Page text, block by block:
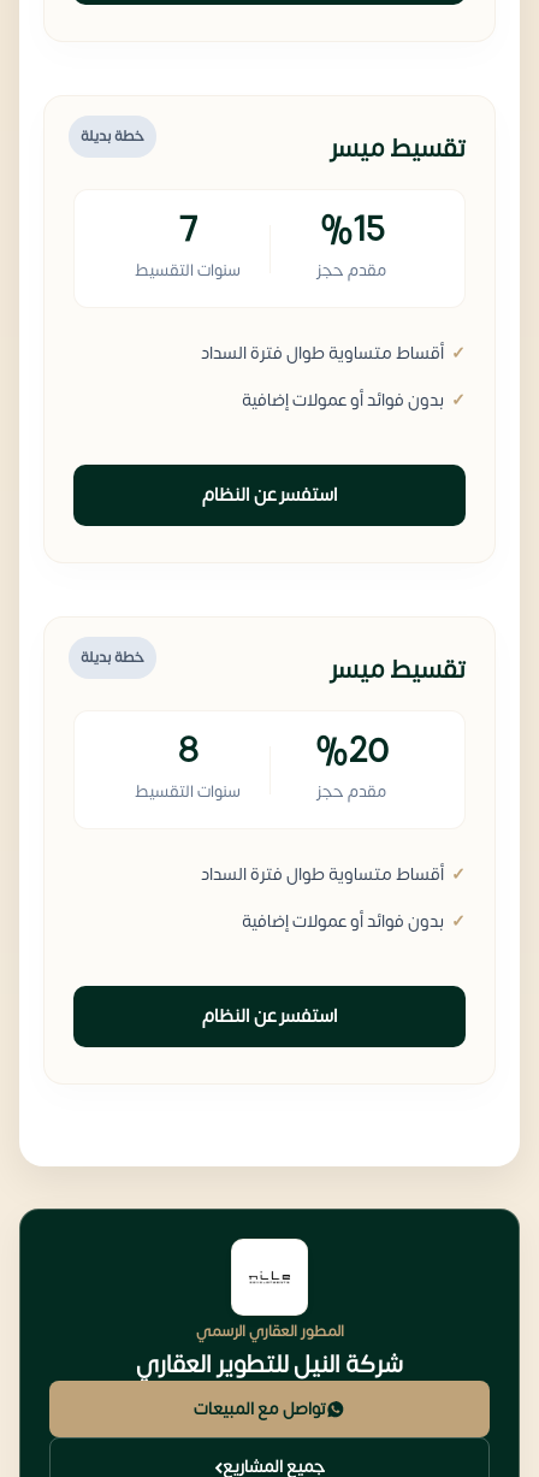
خطة بديلة تقسيط ميسر
%15
مقدم حجز
7
سنوات التقسيط
أقساط متساوية طوال فترة السداد
بدون فوائد أو عمولات إضافية
استفسر عن النظام
خطة بديلة تقسيط ميسر
%20
مقدم حجز
8
سنوات التقسيط
أقساط متساوية طوال فترة السداد
بدون فوائد أو عمولات إضافية
استفسر عن النظام
المطور العقاري الرسمي
شركة النيل للتطوير العقاري
تواصل مع المبيعات
جميع المشاريع